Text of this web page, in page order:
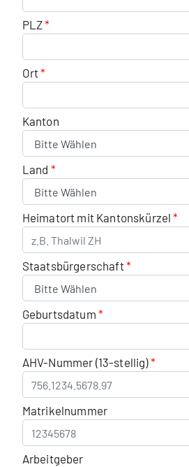
PLZ
Ort
Kanton
Land
Heimatort mit Kantonskürzel
Staatsbürgerschaft
Geburtsdatum
AHV-Nummer (13-stellig)
Matrikelnummer
Arbeitgeber